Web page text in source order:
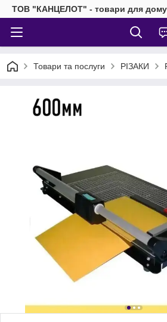
ТОВ "КАНЦЕЛОТ" - товари для дому
Товари та послуги РІЗАКИ